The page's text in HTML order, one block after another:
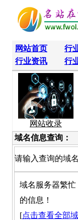
网站首页 行
行业资讯
行
网站收录
域名信息查询：
请输入查询的域名
域名服务器繁忙
的信息！
[点击查看全部